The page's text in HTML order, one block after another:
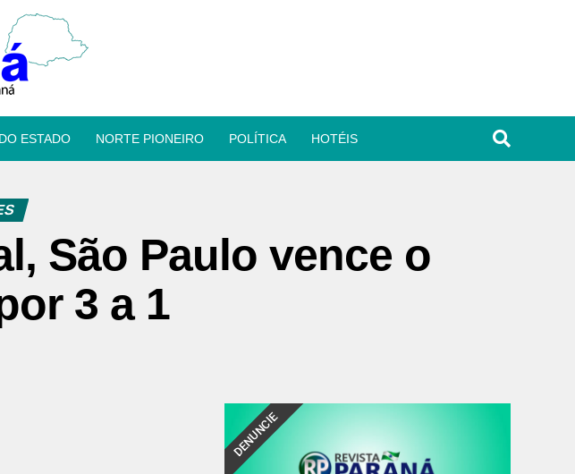
ESTADO NORTE PIONEIRO POLÍTICA HOTÉIS
São Paulo vence o
3 a 1
DENUNCIE